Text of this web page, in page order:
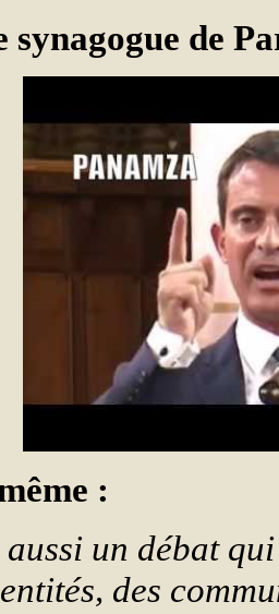
synagogue de
:
aussi un débat
des